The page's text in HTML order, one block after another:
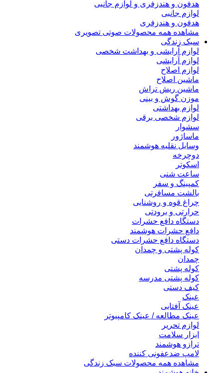
هدفون و هندزفری و لوازم جانبی
لوازم جانبی
هدفون و هندزفری
مشاهده همه محصولات صوتی تصویری
سبک زندگی
لوازم آرایشی و بهداشت شخصی
لوازم آرایشی
لوازم اصلاح
ماشین اصلاح
ماشین ریش تراش
موزن گوش و بینی
لوازم بهداشتی
لوازم شخصی برقی
سشوار
ماساژور
وسایل نقلیه هوشمند
دوچرخه
اسکوتر
ساعت شنی
کمپینگ و سفر
بالشت مسافرتی
چراغ قوه و روشنایی
حرارتی و برودتی
دستگاه دافع حشرات
دافع حشرات هوشمند
دستگاه دافع حشرات دستی
کوله پشتی و چمدان
چمدان
کوله پشتی
کوله پشتی مدرسه
کیف دستی
عینک
عینک آفتابی
عینک مطالعه / عینک کامپیوتر
لوازم تحریر
ابزار سلامت
ترازو هوشمند
لامپ ضدعفونی کننده
مشاهده همه محصولات سبک زندگی